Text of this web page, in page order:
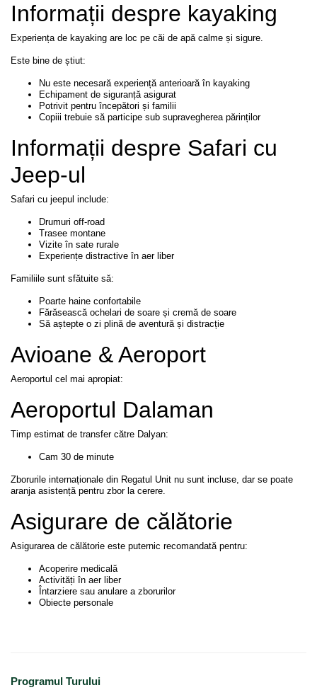
Informații despre kayaking
Experiența de kayaking are loc pe căi de apă calme și sigure.
Este bine de știut:
Nu este necesară experiență anterioară în kayaking
Echipament de siguranță asigurat
Potrivit pentru începători și familii
Copiii trebuie să participe sub supravegherea părinților
Informații despre Safari cu
Jeep-ul
Safari cu jeepul include:
Drumuri off-road
Trasee montane
Vizite în sate rurale
Experiențe distractive în aer liber
Familiile sunt sfătuite să:
Poarte haine confortabile
Fărăsească ochelari de soare și cremă de soare
Să aștepte o zi plină de aventură și distracție
Avioane & Aeroport
Aeroportul cel mai apropiat:
Aeroportul Dalaman
Timp estimat de transfer către Dalyan:
Cam 30 de minute
Zborurile internaționale din Regatul Unit nu sunt incluse, dar se poate
aranja asistență pentru zbor la cerere.
Asigurare de călătorie
Asigurarea de călătorie este puternic recomandată pentru:
Acoperire medicală
Activități în aer liber
Întarziere sau anulare a zborurilor
Obiecte personale
Programul Turului